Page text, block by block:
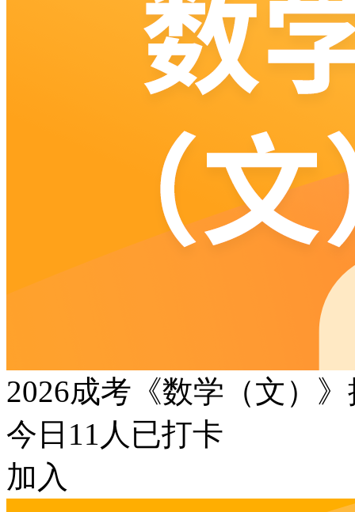
2026成考《数学（文）
今日 11 人已打卡
加入